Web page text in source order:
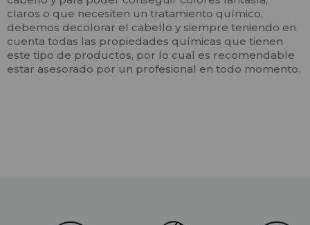
claros o que necesiten un tratamiento químico,
debemos decolorar el cabello y siempre teniendo en
cuenta todas las propiedades químicas que tienen
este tipo de productos, por lo cual es recomendable
estar asesorado por un profesional en todo momento.